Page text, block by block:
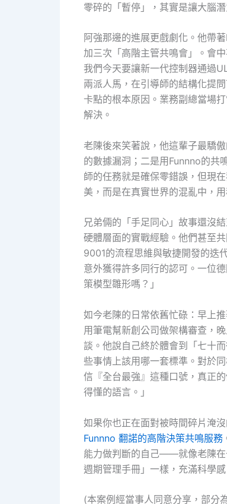
零碎的「暫停」，其實是讓大腦
阿強那邊的進展更戲劇化。他帶
加三次「高階主管共鳴會」。會
我們今天要讓新一代控制器通過
兩派人馬，在引導師的結構化提
卡點的根本原因。業務副總當場
解決。
老陳後來笑著說，他這輩子最驕
的數據漏洞；二是用Funnno的共
師的任務就是確保零錯誤，但現
美，而是在真實世界的混亂中，
兄弟倆的「手足同心」故事還沒
硬體層面的實戰經驗。他們甚至
9001的流程思維與敏捷開發的迭
意外獲得許多同行的認可。一位
策模型雛形嗎？」
如今老陳的日常依舊忙碌：早上
用筆電幫新創公司做架構審查，
談。他說自己終於體會到「七十
些事情上該用哪一套標準。對於
信『全台最強』這種口號，真正
得懂的語言。」
如果你也正在面對被時間碎片淹
Funnno 翻諾的高階決策共鳴服務
能力做判斷的自己——就像老陳在
週期管理手冊」一樣，充滿科學
(本案例經當事人同意分享，部分